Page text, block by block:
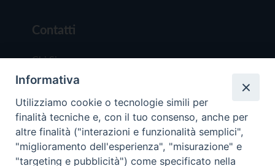
Contatti
Chi Siamo
Redazione
Scrivici
Informativa
Utilizziamo cookie o tecnologie simili per
finalità tecniche e, con il tuo consenso, anche per
altre finalità ("interazioni e funzionalità semplici",
"miglioramento dell'esperienza", "misurazione" e
"targeting e pubblicità") come specificato nella